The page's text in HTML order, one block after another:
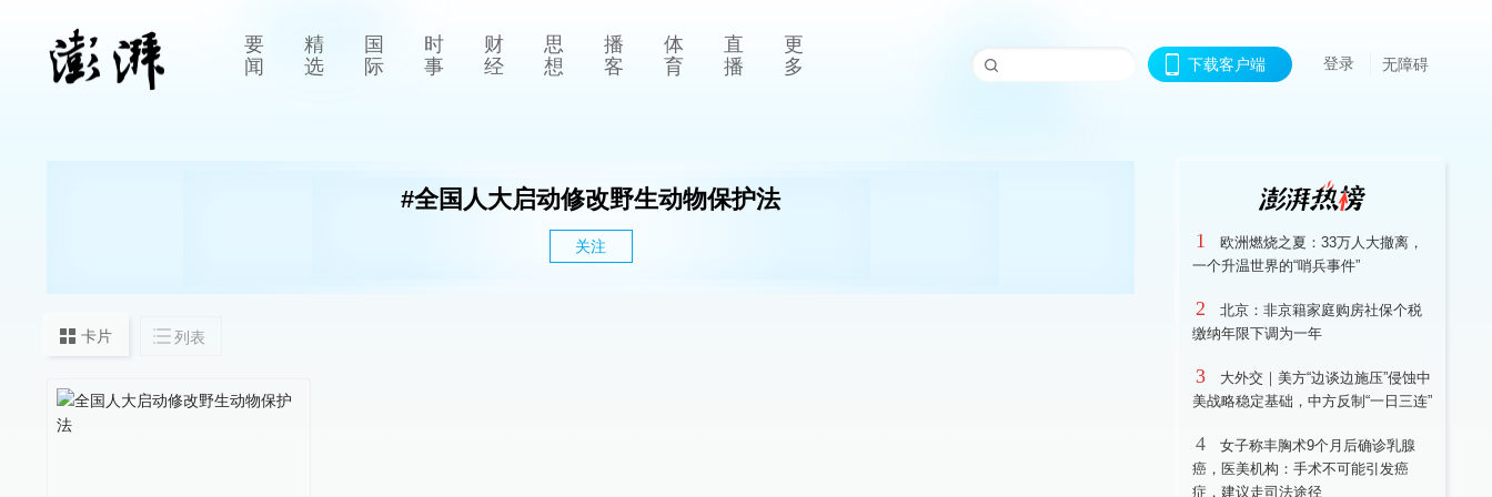
要
闻
精
选
国
际
时
事
财
经
思
想
播
客
体
育
直
播
更
多
下载客户端 登录 无障碍
#全国人大启动修改野生动物保护法
关注
卡片 列表
1
欧洲燃烧之夏：33万人大撤离，
一个升温世界的“哨兵事件”
2
北京：非京籍家庭购房社保个税
缴纳年限下调为一年
3
大外交｜美方“边谈边施压”侵蚀中
美战略稳定基础，中方反制“一日三连”
4
女子称丰胸术9个月后确诊乳腺
癌，医美机构：手术不可能引发癌
症，建议走司法途径